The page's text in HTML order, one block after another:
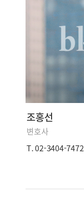
조홍선
변호사
T. 02-3404-7472